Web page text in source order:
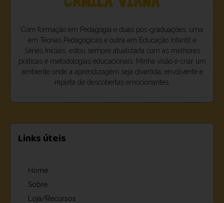
Com formação em Pedagogia e duas pós-graduações, uma
em Teorias Pedagógicas e outra em Educação Infantil e
Séries Iniciais, estou sempre atualizada com as melhores
práticas e metodologias educacionais. Minha visão é criar um
ambiente onde a aprendizagem seja divertida, envolvente e
repleta de descobertas emocionantes.
Links úteis
Home
Sobre
Loja/Recursos